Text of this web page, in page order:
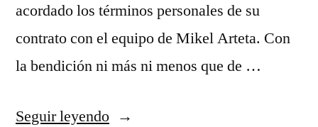
acordado los términos personales de su
contrato con el equipo de Mikel Arteta. Con
la bendición ni más ni menos que de …
Seguir leyendo«hulk